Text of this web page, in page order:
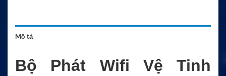
Mô tả
Bộ Phát Wifi Vệ Tinh